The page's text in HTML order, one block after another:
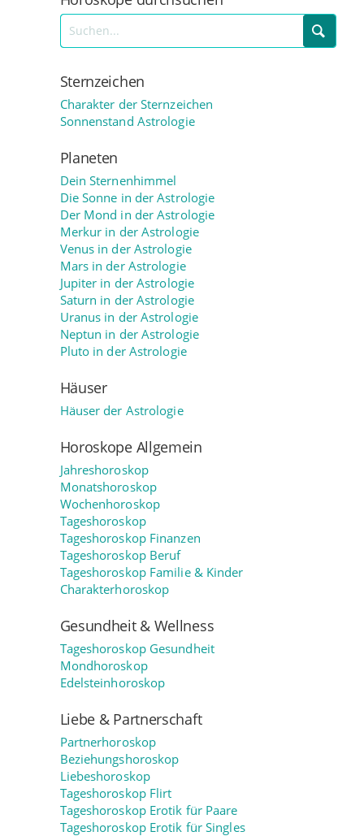
Sternzeichen
Charakter der Sternzeichen
Sonnenstand Astrologie
Planeten
Dein Sternenhimmel
Die Sonne in der Astrologie
Der Mond in der Astrologie
Merkur in der Astrologie
Venus in der Astrologie
Mars in der Astrologie
Jupiter in der Astrologie
Saturn in der Astrologie
Uranus in der Astrologie
Neptun in der Astrologie
Pluto in der Astrologie
Häuser
Häuser der Astrologie
Horoskope Allgemein
Jahreshoroskop
Monatshoroskop
Wochenhoroskop
Tageshoroskop
Tageshoroskop Finanzen
Tageshoroskop Beruf
Tageshoroskop Familie & Kinder
Charakterhoroskop
Gesundheit & Wellness
Tageshoroskop Gesundheit
Mondhoroskop
Edelsteinhoroskop
Liebe & Partnerschaft
Partnerhoroskop
Beziehungshoroskop
Liebeshoroskop
Tageshoroskop Flirt
Tageshoroskop Erotik für Paare
Tageshoroskop Erotik für Singles